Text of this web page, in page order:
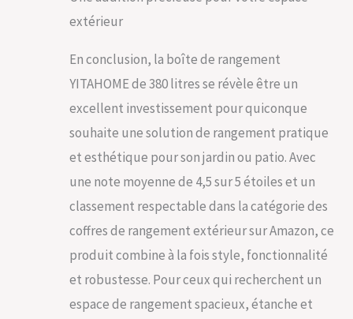
extérieur
En conclusion, la boîte de rangement
YITAHOME de 380 litres se révèle être un
excellent investissement pour quiconque
souhaite une solution de rangement pratique
et esthétique pour son jardin ou patio. Avec
une note moyenne de 4,5 sur 5 étoiles et un
classement respectable dans la catégorie des
coffres de rangement extérieur sur Amazon, ce
produit combine à la fois style, fonctionnalité
et robustesse. Pour ceux qui recherchent un
espace de rangement spacieux, étanche et